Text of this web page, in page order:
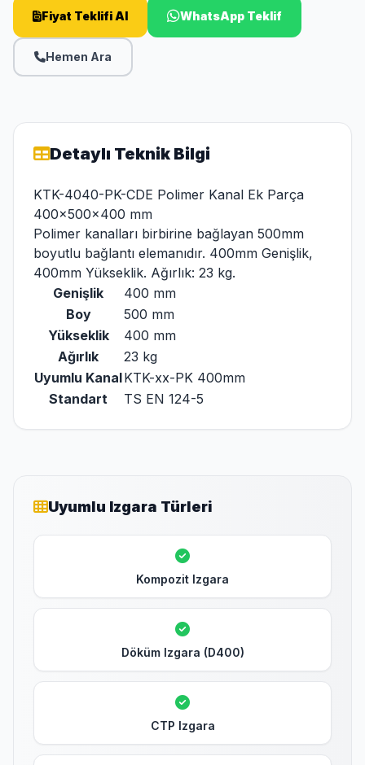
Fiyat Teklifi Al WhatsApp Teklif
Hemen Ara
Detaylı Teknik Bilgi
KTK-4040-PK-CDE Polimer Kanal Ek Parça
400x500x400 mm
Polimer kanalları birbirine bağlayan 500mm
boyutlu bağlantı elemanıdır. 400mm Genişlik,
400mm Yükseklik. Ağırlık: 23 kg.
Genişlik
400 mm
Boy
500 mm
Yükseklik
400 mm
Ağırlık
23 kg
Uyumlu KanalKTK-xx-PK 400mm
Standart
TS EN 124-5
Uyumlu Izgara Türleri
Kompozit Izgara
Döküm Izgara (D400)
CTP Izgara